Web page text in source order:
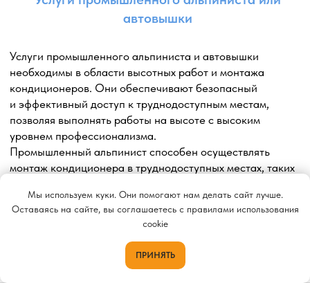
Мы используем куки. Они помогают нам делать сайт лучше.
Оставаясь на сайте, вы соглашаетесь с правилами использования
cookie
ПРИНЯТЬ